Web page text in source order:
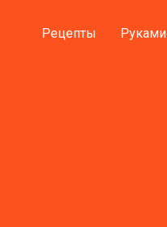
Рецепты Руками